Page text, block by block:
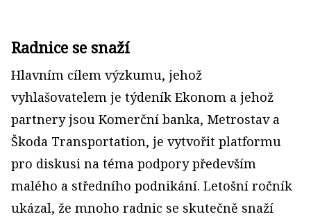
Radnice se snaží
Hlavním cílem výzkumu, jehož
vyhlašovatelem je týdeník Ekonom a jehož
partnery jsou Komerční banka, Metrostav a
Škoda Transportation, je vytvořit platformu
pro diskusi na téma podpory především
malého a středního podnikání. Letošní ročník
ukázal, že mnoho radnic se skutečně snaží